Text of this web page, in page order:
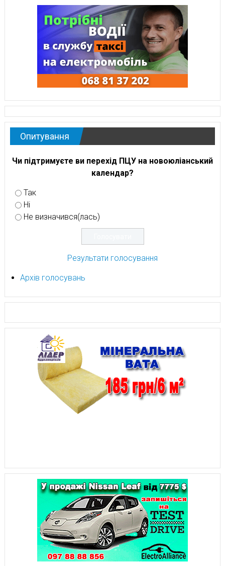
Опитування
Чи підтримуєте ви перехід ПЦУ на новоюліанський
календар?
Так
Ні
Не визначився(лась)
Результати голосування
Архів голосувань